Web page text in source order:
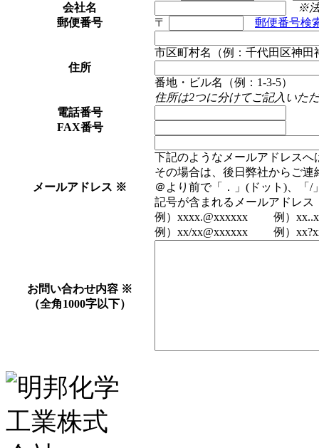
会社名
※
郵便番号
〒 郵便番号検
住所
市区町村名（例：千代田区神田
番地・ビル名（例：1-3-5）
住所は2つに分けてご記入いた
電話番号
FAX番号
メールアドレス ※
下記のようなメールアドレス
その場合は、後日弊社からご連
＠より前で「．」(ドット)、「/
記号が含まれるメールアドレス
例）xxxx.@xxxxxx 例）
例）xx/xx@xxxxxx 例）
お問い合わせ内容 ※
（全角1000字以下）